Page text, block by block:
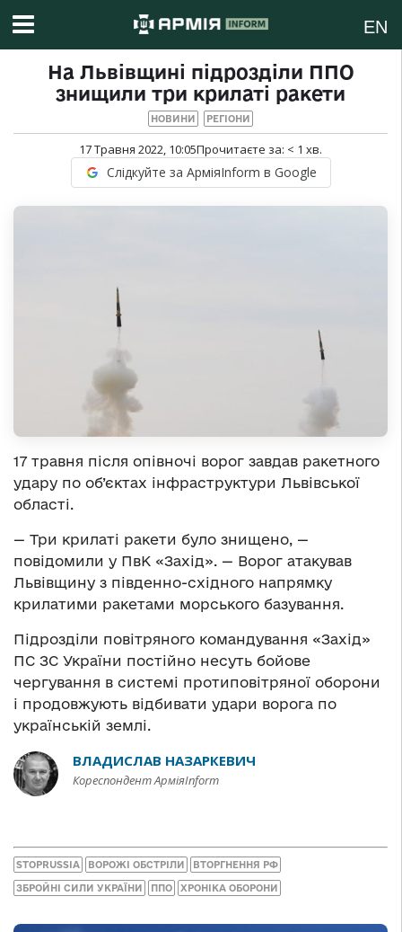
EN
На Львівщині підрозділи ППО
знищили три крилаті ракети
НОВИНИ РЕГІОНИ
17 Травня 2022, 10:05Прочитаєте за: < 1 хв.
Слідкуйте за АрміяInform в Google
17 травня після опівночі ворог завдав ракетного
удару по об’єктах інфраструктури Львівської
області.
— Три крилаті ракети було знищено, —
повідомили у ПвК «Захід». — Ворог атакував
Львівщину з південно-східного напрямку
крилатими ракетами морського базування.
Підрозділи повітряного командування «Захід»
ПС ЗС України постійно несуть бойове
чергування в системі протиповітряної оборони
і продовжують відбивати удари ворога по
українській землі.
ВЛАДИСЛАВ НАЗАРКЕВИЧ
Кореспондент АрміяInform
STOPRUSSIA ВОРОЖІ ОБСТРІЛИ ВТОРГНЕННЯ РФ
ЗБРОЙНІ СИЛИ УКРАЇНИ ППО ХРОНІКА ОБОРОНИ